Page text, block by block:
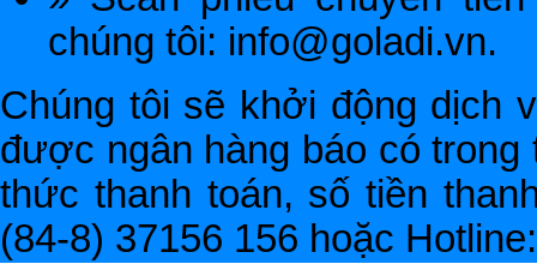
chúng tôi: info@goladi.vn.
Chúng tôi sẽ khởi động dịch
được ngân hàng báo có
thức thanh toán, số tiền
(84-8) 37156 156 hoặc